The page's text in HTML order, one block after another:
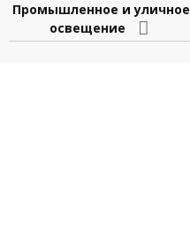
Промышленное и уличное
освещение